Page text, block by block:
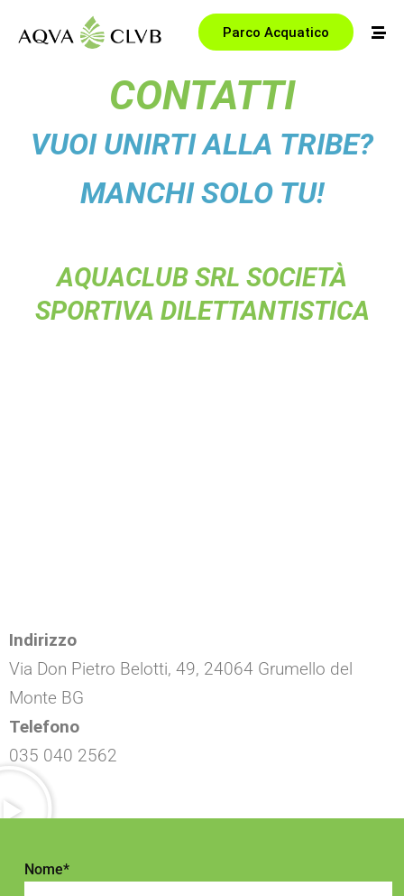
Parco Acquatico
CONTATTI
VUOI UNIRTI ALLA TRIBE?
MANCHI SOLO TU!
AQUACLUB SRL SOCIETÀ
SPORTIVA DILETTANTISTICA
Indirizzo
Via Don Pietro Belotti, 49, 24064 Grumello del
Monte BG
Telefono
035 040 2562
Nome*